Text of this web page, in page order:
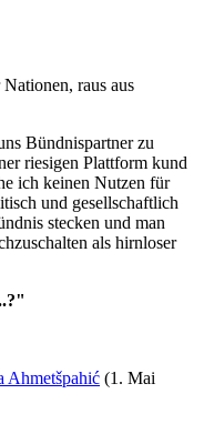
raus aus
Bündnispartner zu
riesigen Plattform kund
ich keinen Nutzen für
und gesellschaftlich
stecken und man
als hirnloser
Ahmetšpahić (1. Mai